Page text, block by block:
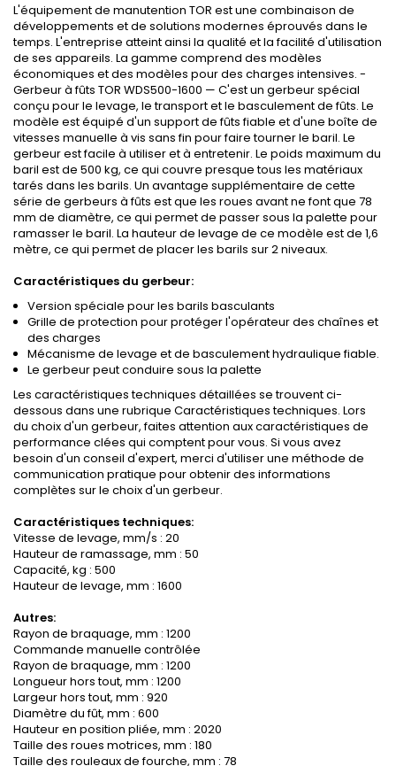
L'équipement de manutention TOR est une combinaison de
développements et de solutions modernes éprouvés dans le
temps. L'entreprise atteint ainsi la qualité et la facilité d'utilisation
de ses appareils. La gamme comprend des modèles
économiques et des modèles pour des charges intensives. -
Gerbeur à fûts TOR WDS500-1600 — C'est un gerbeur spécial
conçu pour le levage, le transport et le basculement de fûts. Le
modèle est équipé d'un support de fûts fiable et d'une boîte de
vitesses manuelle à vis sans fin pour faire tourner le baril. Le
gerbeur est facile à utiliser et à entretenir. Le poids maximum du
baril est de 500 kg, ce qui couvre presque tous les matériaux
tarés dans les barils. Un avantage supplémentaire de cette
série de gerbeurs à fûts est que les roues avant ne font que 78
mm de diamètre, ce qui permet de passer sous la palette pour
ramasser le baril. La hauteur de levage de ce modèle est de 1,6
mètre, ce qui permet de placer les barils sur 2 niveaux.
Caractéristiques du gerbeur:
Version spéciale pour les barils basculants
Grille de protection pour protéger l'opérateur des chaînes et
des charges
Mécanisme de levage et de basculement hydraulique fiable.
Le gerbeur peut conduire sous la palette
Les caractéristiques techniques détaillées se trouvent ci-
dessous dans une rubrique Caractéristiques techniques. Lors
du choix d'un gerbeur, faites attention aux caractéristiques de
performance clées qui comptent pour vous. Si vous avez
besoin d'un conseil d'expert, merci d'utiliser une méthode de
communication pratique pour obtenir des informations
complètes sur le choix d'un gerbeur.
Caractéristiques techniques:
Vitesse de levage, mm/s : 20
Hauteur de ramassage, mm : 50
Capacité, kg : 500
Hauteur de levage, mm : 1600
Autres:
Rayon de braquage, mm : 1200
Commande manuelle contrôlée
Rayon de braquage, mm : 1200
Longueur hors tout, mm : 1200
Largeur hors tout, mm : 920
Diamètre du fût, mm : 600
Hauteur en position pliée, mm : 2020
Taille des roues motrices, mm : 180
Taille des rouleaux de fourche, mm : 78